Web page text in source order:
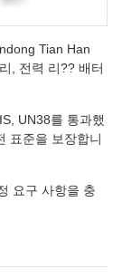
Tian Han
, 전력 리?? 배터
UN38를 통과했
표준을 보장합니
요구 사항을 충